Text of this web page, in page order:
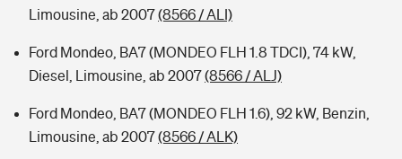
Limousine, ab 2007(8566 / ALI)
Ford Mondeo, BA7 (MONDEO FLH 1.8 TDCI), 74 kW,
Diesel, Limousine, ab 2007(8566 / ALJ)
Ford Mondeo, BA7 (MONDEO FLH 1.6), 92 kW, Benzin,
Limousine, ab 2007(8566 / ALK)